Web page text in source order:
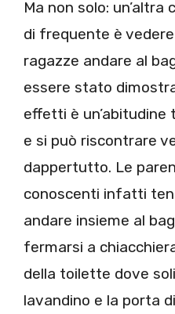
Ma non solo:
di frequente è
ragazze andare al
essere stato
effetti è
e si può riscontrare
dappertutto. Le
conoscenti infatti
andare insieme al
fermarsi a
della toilette dove
lavandino e la porta